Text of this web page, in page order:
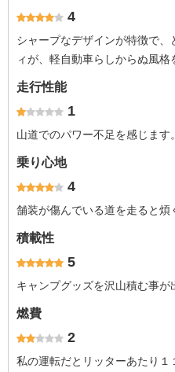
4
シャープなデザインが特徴で
ィが、軽自動車らしからぬ風格
走行性能
1
山道でのパワー不足を感じます。
乗り心地
4
舗装が傷んでいる道を走ると煩
積載性
5
キャンプグッズを沢山積む事が
燃費
2
私の運転だとリッターあたり